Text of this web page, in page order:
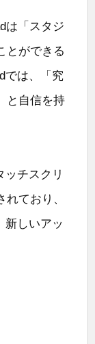
は「スタジ
とができる
では、「究
と自信を持
ッチスクリ
ており、
新しいアッ